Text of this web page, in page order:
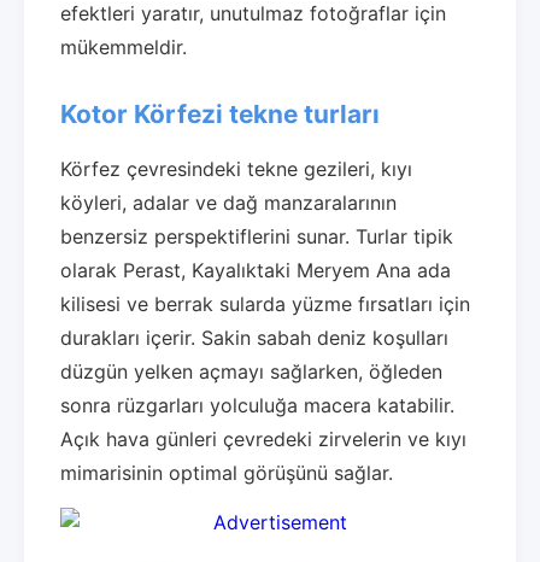
efektleri yaratır, unutulmaz fotoğraflar için
mükemmeldir.
Kotor Körfezi tekne turları
Körfez çevresindeki tekne gezileri, kıyı
köyleri, adalar ve dağ manzaralarının
benzersiz perspektiflerini sunar. Turlar tipik
olarak Perast, Kayalıktaki Meryem Ana ada
kilisesi ve berrak sularda yüzme fırsatları için
durakları içerir. Sakin sabah deniz koşulları
düzgün yelken açmayı sağlarken, öğleden
sonra rüzgarları yolculuğa macera katabilir.
Açık hava günleri çevredeki zirvelerin ve kıyı
mimarisinin optimal görüşünü sağlar.